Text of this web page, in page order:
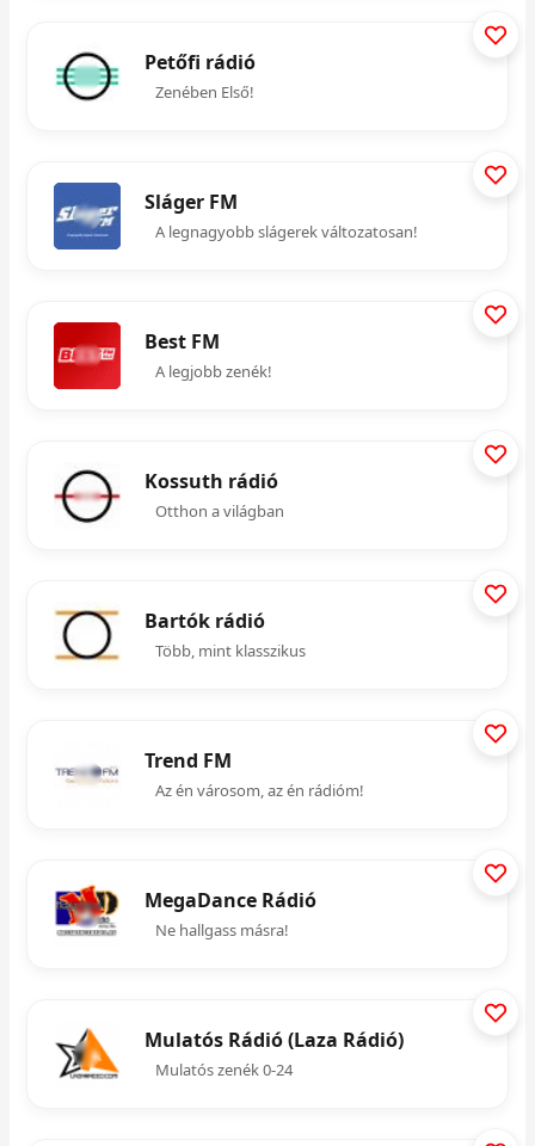
Petőfi rádió
Zenében Első!
Sláger FM
A legnagyobb slágerek változatosan!
Best FM
A legjobb zenék!
Kossuth rádió
Otthon a világban
Bartók rádió
Több, mint klasszikus
Trend FM
Az én városom, az én rádióm!
MegaDance Rádió
Ne hallgass másra!
Mulatós Rádió (Laza Rádió)
Mulatós zenék 0-24